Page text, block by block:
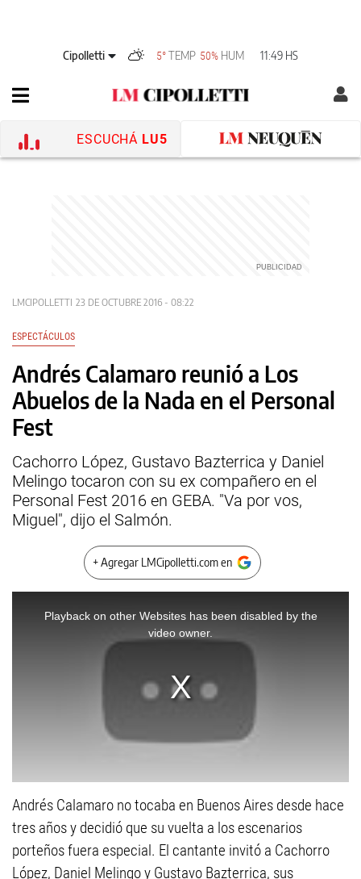
Cipolletti 5°TEMP 50% HUM 11:49 HS
ESCUCHÁ LU5
LMCIPOLLETTI 23 DE OCTUBRE 2016 - 08:22
ESPECTÁCULOS
Andrés Calamaro reunió a Los
Abuelos de la Nada en el Personal
Fest
Cachorro López, Gustavo Bazterrica y Daniel
Melingo tocaron con su ex compañero en el
Personal Fest 2016 en GEBA. "Va por vos,
Miguel", dijo el Salmón.
+ Agregar LMCipolletti.com en
Playback on other Websites has been disabled by the
video owner.
Andrés Calamaro no tocaba en Buenos Aires desde hace
tres años y decidió que su vuelta a los escenarios
porteños fuera especial. El cantante invitó a Cachorro
López, Daniel Melingo y Gustavo Bazterrica, sus